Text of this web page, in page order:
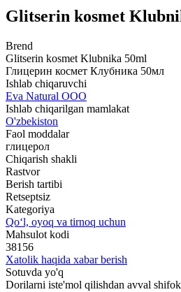
Glitserin kosmet
Brend
Glitserin kosmet Klubnika 50ml
Глицерин космет Клубника 50мл
Ishlab chiqaruvchi
Eva Natural ООО
Ishlab chiqarilgan mamlakat
O'zbekiston
Faol moddalar
глицерол
Chiqarish shakli
Rastvor
Berish tartibi
Retseptsiz
Kategoriya
Qo‘l, oyoq va tirnoq uchun
Mahsulot kodi
38156
Xatolik haqida xabar berish
Sotuvda yo'q
Dorilarni iste'mol qilishdan avval